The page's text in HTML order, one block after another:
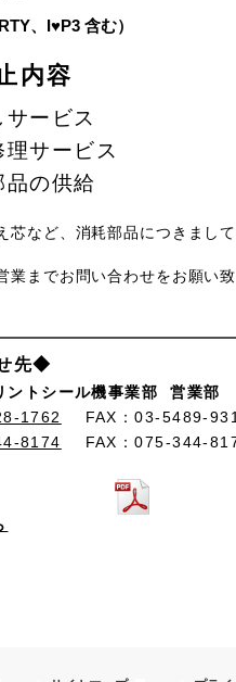
、I♥P3 含む）
内容
ービス
サービス
の供給
など、消耗部品につきまし
業までお問い合わせをお願い
先◆
ントシール機事業部 営業部
1762
FAX：03-5489-
8174 FAX：075-344-